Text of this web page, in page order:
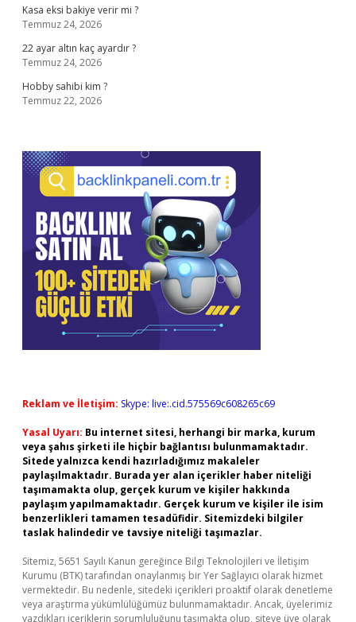
Kasa eksi bakiye verir mi ?
Temmuz 24, 2026
22 ayar altın kaç ayardır ?
Temmuz 24, 2026
Hobby sahibi kim ?
Temmuz 22, 2026
Reklam ve İletişim: Skype: live:.cid.575569c608265c69
Yasal Uyarı: Bu internet sitesi, herhangi bir marka, kurum
veya şahıs şirketi ile hiçbir bağlantısı bulunmamaktadır.
Sitede yalnızca kendi hazırladığımız makaleler
paylaşılmaktadır. Burada yer alan içerikler haber niteliği
taşımamakta olup, gerçek kurum ve kişiler hakkında
paylaşım yapılmamaktadır. Gerçek kurum ve kişiler ile isim
benzerlikleri tamamen tesadüfidir. Sitemizdeki bilgiler
taslak halindedir ve tavsiye niteliği taşımazlar.
Sitemiz, 5651 Sayılı Kanun gereğince Bilgi Teknolojileri ve İletişim
Kurumu (BTK) tarafından onaylanmış bir Yer Sağlayıcı olarak hizmet
vermektedir. Bu nedenle, sitedeki içerikleri proaktif olarak denetleme
veya araştırma yükümlülüğümüz bulunmamaktadır. Ancak, üyelerimiz
yazdıkları içeriklerin sorumluluğunu taşımakta olup, siteye üye olarak